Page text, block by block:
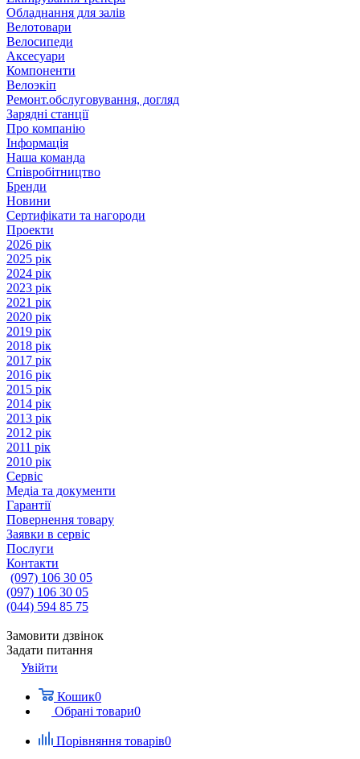
Обладнання для залів
Велотовари
Велосипеди
Аксесуари
Компоненти
Велоэкіп
Ремонт.обслуговування, догляд
Зарядні станції
Про компанію
Інформація
Наша команда
Співробітництво
Бренди
Новини
Сертифікати та нагороди
Проекти
2026 рік
2025 рік
2024 рік
2023 рік
2021 рік
2020 рік
2019 рік
2018 рік
2017 рік
2016 рік
2015 рік
2014 рік
2013 рік
2012 рік
2011 рік
2010 рік
Сервіс
Медіа та документи
Гарантії
Повернення товару
Заявки в сервіс
Послуги
Контакти
(097) 106 30 05
(097) 106 30 05
(044) 594 85 75
Замовити дзвінок
Задати питання
Увійти
Кошик0
Обрані товари0
Порівняння товарів0